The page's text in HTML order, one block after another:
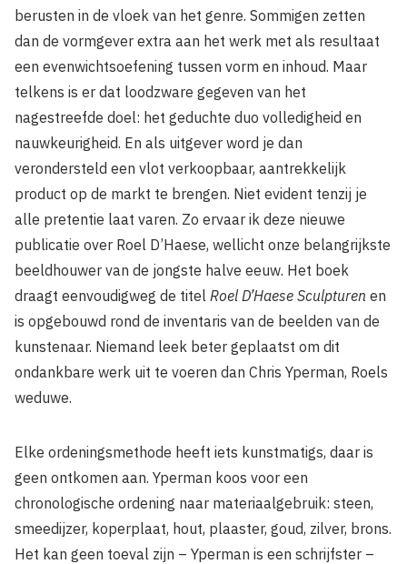
berusten in de vloek van het genre. Sommigen zetten
dan de vormgever extra aan het werk met als resultaat
een evenwichtsoefening tussen vorm en inhoud. Maar
telkens is er dat loodzware gegeven van het
nagestreefde doel: het geduchte duo volledigheid en
nauwkeurigheid. En als uitgever word je dan
verondersteld een vlot verkoopbaar, aantrekkelijk
product op de markt te brengen. Niet evident tenzij je
alle pretentie laat varen. Zo ervaar ik deze nieuwe
publicatie over Roel D’Haese, wellicht onze belangrijkste
beeldhouwer van de jongste halve eeuw. Het boek
draagt eenvoudigweg de titel Roel D’Haese Sculpturen en
is opgebouwd rond de inventaris van de beelden van de
kunstenaar. Niemand leek beter geplaatst om dit
ondankbare werk uit te voeren dan Chris Yperman, Roels
weduwe.
Elke ordeningsmethode heeft iets kunstmatigs, daar is
geen ontkomen aan. Yperman koos voor een
chronologische ordening naar materiaalgebruik: steen,
smeedijzer, koperplaat, hout, plaaster, goud, zilver, brons.
Het kan geen toeval zijn – Yperman is een schrijfster –